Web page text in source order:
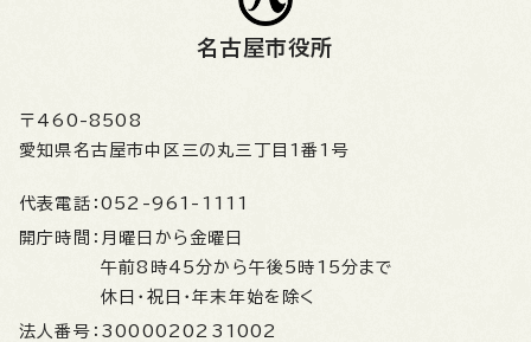
名古屋市役所
〒460-8508
愛知県名古屋市中区三の丸三丁目1番1号
代表電話： 052-961-1111
開庁時間： 月曜日から金曜日
午前8時45分から午後5時15分まで
休日・祝日・年末年始を除く
法人番号： 3000020231002